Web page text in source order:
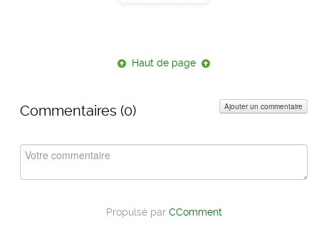
Haut de page
Commentaires (0) Ajouter un commentaire
Propulsé par CComment